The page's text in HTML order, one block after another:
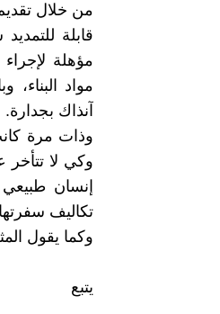
من خلال
قابلة
مؤهلة
مواد
آنذاك بجدارة.
وذات مرة
وكي لا
إنسان
تكاليف
وكما يقول
يتبع